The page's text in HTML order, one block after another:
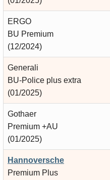
ERGO
BU Premium
(12/2024)
Generali
BU-Police plus extra
(01/2025)
Gothaer
Premium +AU
(01/2025)
Hannoversche
Premium Plus